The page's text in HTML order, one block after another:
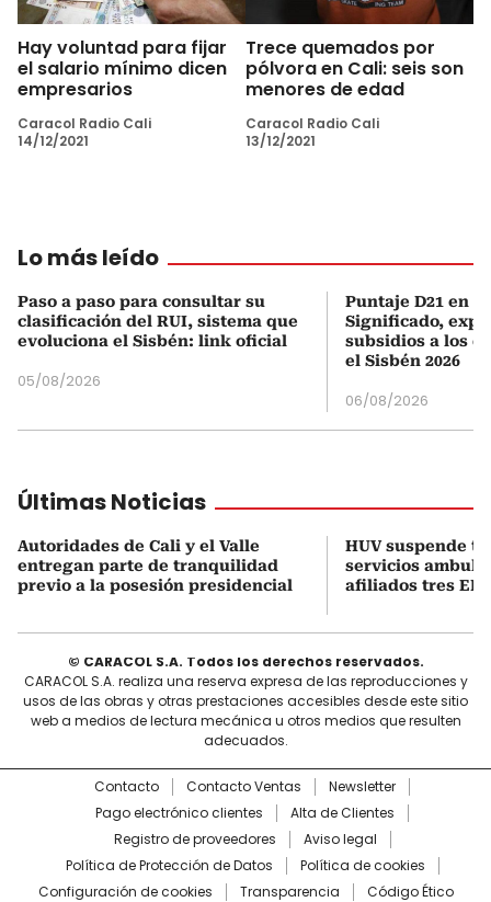
Hay voluntad para fijar
el salario mínimo dicen
empresarios
Caracol Radio Cali
14/12/2021
Trece quemados por
pólvora en Cali: seis son
menores de edad
Caracol Radio Cali
13/12/2021
Lo más leído
Paso a paso para consultar su
clasificación del RUI, sistema que
evoluciona el Sisbén: link oficial
05/08/2026
Puntaje D21 en
Significado,
subsidios a los
el Sisbén 2026
06/08/2026
Últimas Noticias
Autoridades de Cali y el Valle
entregan parte de tranquilidad
previo a la posesión presidencial
HUV suspende
servicios
afiliados tres EPS
© CARACOL S.A. Todos los derechos reservados.
CARACOL S.A. realiza una reserva expresa de las reproducciones y
usos de las obras y otras prestaciones accesibles desde este sitio
web a medios de lectura mecánica u otros medios que resulten
adecuados.
Contacto Contacto Ventas
Newsletter
Pago electrónico clientes
Alta de Clientes
Registro de proveedores
Aviso legal
Política de Protección de Datos
Política de cookies
Configuración de cookies
Transparencia Código Ético